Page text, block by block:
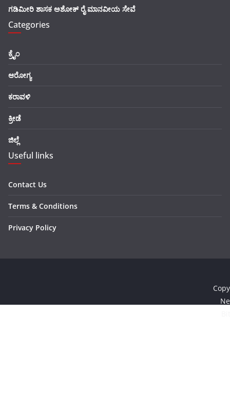
ಗಡಿಮೀರಿ ಶಾಸಕ ಅಶೋಕ್ ರೈ ಮಾನವೀಯ ಸೇವೆ
Categories
ಕ್ರೈಂ
ಆರೋಗ್ಯ
ಕರಾವಳಿ
ಕ್ರೀಡೆ
ಜಿಲ್ಲೆ
Useful links
Contact Us
Terms & Conditions
Privacy Policy